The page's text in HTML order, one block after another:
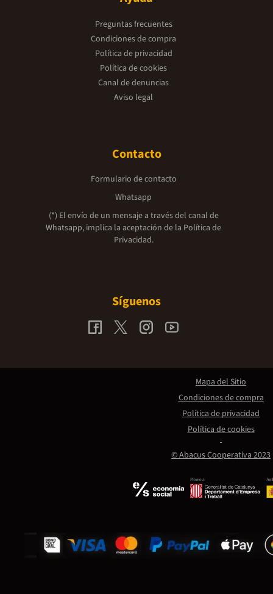
Preguntas frecuentes
Condiciones de compra
Política de privacidad
Política de cookies
Canal de denuncias
Aviso legal
Contacto
Formulario de contacto
Whatsapp
(*) El envío de un mensaje a través del canal de
Whatsapp, implica la aceptación de la Política de
Privacidad.
Síguenos
Promou:
© Abacus Cooperativa 2023
Mapa del Sitio
Condiciones de compra
Política de privacidad
Política de cookies